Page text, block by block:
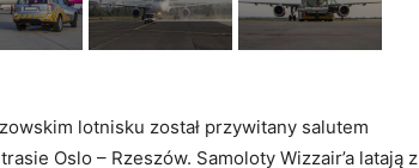
lotnisku został przywitany salutem
Oslo – Rzeszów. Samoloty Wizzair’a latają z